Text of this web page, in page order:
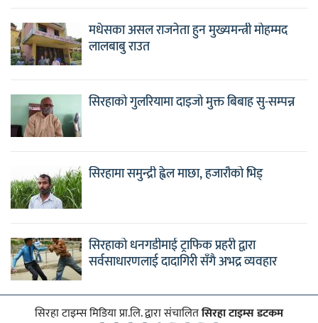
मधेसका असल राजनेता हुन मुख्यमन्त्री मोहम्मद
लालबाबु राउत
सिरहाको गुलरियामा दाइजो मुक्त बिबाह सु-सम्पन्न
सिरहामा समुन्द्री ह्वेल माछा, हजारौको भिड्
सिरहाको धनगडीमाई ट्राफिक प्रहरी द्वारा
सर्वसाधारणलाई दादागिरी सँगै अभद्र व्यवहार
सिरहा टाइम्स मिडिया प्रा.लि. द्वारा संचालितसिरहा टाइम्स डटकम